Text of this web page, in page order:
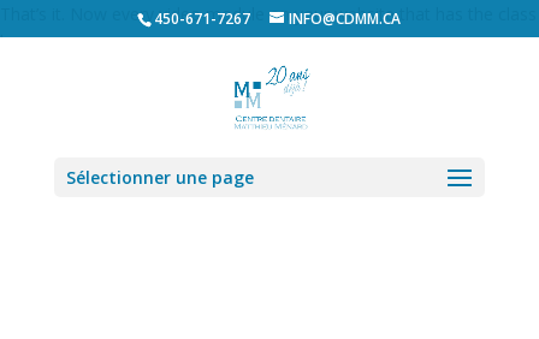
That’s it. Now every video module on your website that has the class
lwp
450-671-7267 INFO@CDMM.CA
Sélectionner une page